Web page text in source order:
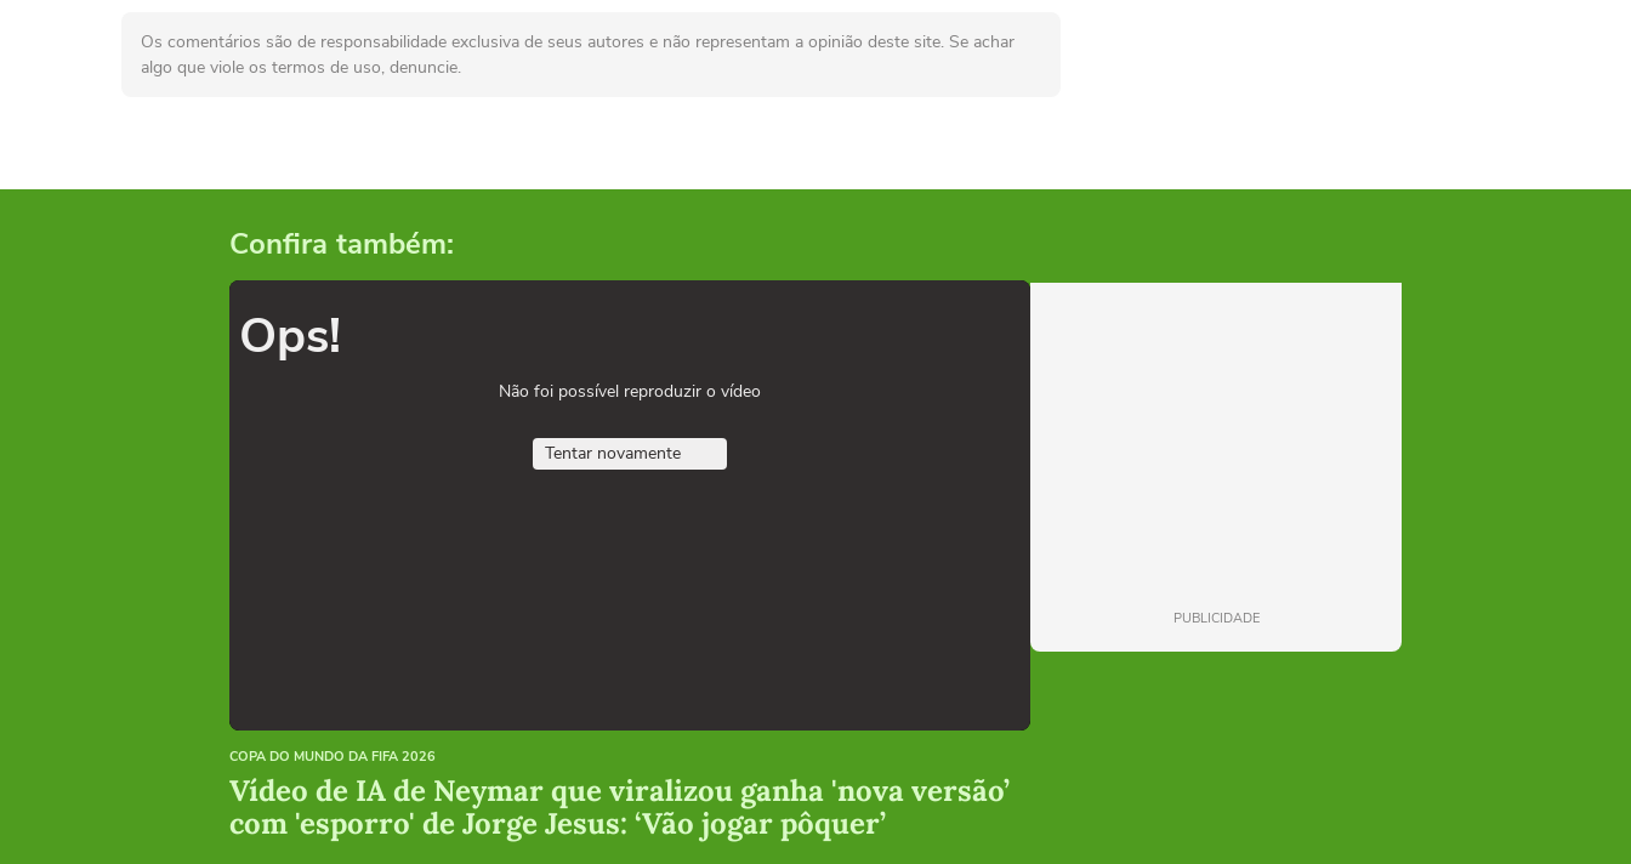
Os comentários são de responsabilidade exclusiva de seus autores e não representam a opinião deste site. Se achar
algo que viole os termos de uso, denuncie.
Confira também:
Ops!
Não foi possível reproduzir o vídeo
Tentar novamente
COPA DO MUNDO DA FIFA 2026
Vídeo de IA de Neymar que viralizou ganha 'nova versão’
com 'esporro' de Jorge Jesus: ‘Vão jogar pôquer’
PUBLICIDADE